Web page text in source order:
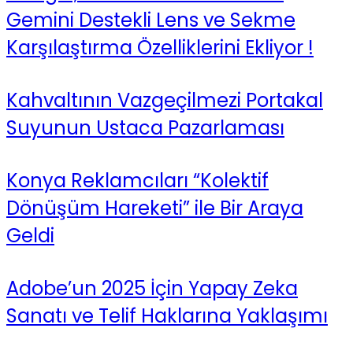
Gemini Destekli Lens ve Sekme
Karşılaştırma Özelliklerini Ekliyor !
Kahvaltının Vazgeçilmezi Portakal
Suyunun Ustaca Pazarlaması
Konya Reklamcıları “Kolektif
Dönüşüm Hareketi” ile Bir Araya
Geldi
Adobe’un 2025 İçin Yapay Zeka
Sanatı ve Telif Haklarına Yaklaşımı